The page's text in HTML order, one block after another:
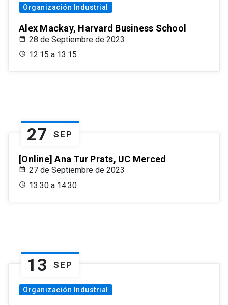
Organización Industrial
Alex Mackay, Harvard Business School
28 de Septiembre de 2023
12:15 a 13:15
27 SEP
[Online] Ana Tur Prats, UC Merced
27 de Septiembre de 2023
13:30 a 14:30
13 SEP
Organización Industrial